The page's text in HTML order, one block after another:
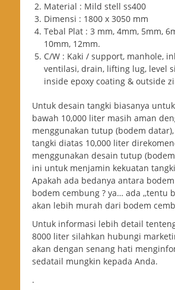
Material : Mild stell ss400
Dimensi : 1800 x 3050 mm
Tebal Plat : 3 mm, 4mm, 5mm,
10mm, 12mm.
C/W : Kaki / support, manhole,
ventilasi, drain, lifting lug, level
inside epoxy coating & outside
Untuk desain tangki biasanya
bawah 10,000 liter masih aman
menggunakan tutup (bodem
tangki diatas 10,000 liter
menggunakan desain tutup
ini untuk menjamin kekuatan
Apakah ada bedanya antara
bodem cembung ? ya… ada ,,tentu
akan lebih murah dari bodem
Untuk informasi lebih detail
8000 liter silahkan hubungi
akan dengan senang hati
sedatail mungkin kepada Anda.
.